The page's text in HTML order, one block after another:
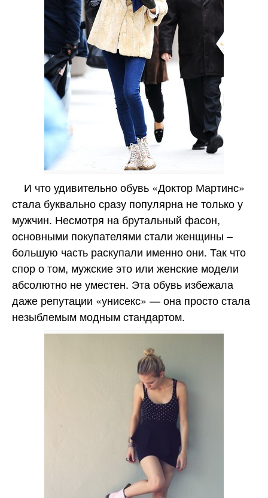
И что удивительно обувь «Доктор Мартинс»
стала буквально сразу популярна не только у
мужчин. Несмотря на брутальный фасон,
основными покупателями стали женщины –
большую часть раскупали именно они. Так что
спор о том, мужские это или женские модели
абсолютно не уместен. Эта обувь избежала
даже репутации «унисекс» — она просто стала
незыблемым модным стандартом.